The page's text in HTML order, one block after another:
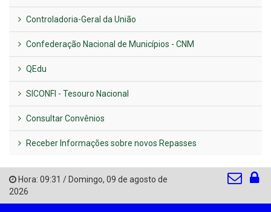
Controladoria-Geral da União
Confederação Nacional de Municípios - CNM
QEdu
SICONFI - Tesouro Nacional
Consultar Convênios
Receber Informações sobre novos Repasses
Hora: 09:31 /Domingo, 09 de agosto de
2026